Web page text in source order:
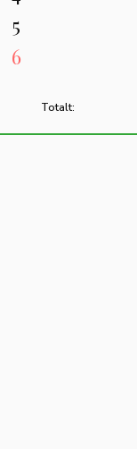
5
6
Totalt: